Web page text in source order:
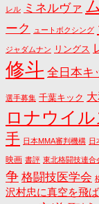
レル ミネルヴァ
ーク
ュートボクシング
ジャダムナン リングス
修斗 全日本キ
選手募集 千葉キック
ロナウイル
手 日本MMA審判機構 日
映画 書評 東北格闘技連合
争 格闘技医学会
沢村忠に真空を飛